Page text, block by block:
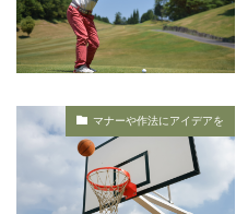
マナーや作法にアイデアを